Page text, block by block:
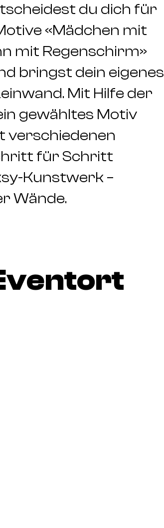
du dich für
«Mädchen mit
mit Regenschirm»
bringst dein eigenes
Mit Hilfe der
gewähltes Motiv
verschiedenen
für Schritt
Kunstwerk –
Wände.